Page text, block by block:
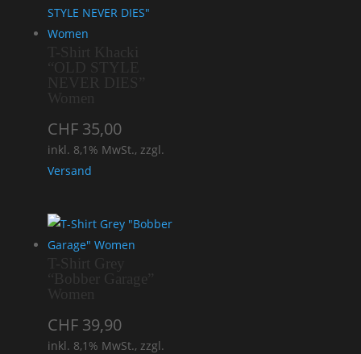
T-Shirt Khacki
“OLD STYLE
NEVER DIES”
Women
CHF35,00
inkl. 8,1% MwSt., zzgl.
Versand
T-Shirt Grey
“Bobber Garage”
Women
CHF39,90
inkl. 8,1% MwSt., zzgl.